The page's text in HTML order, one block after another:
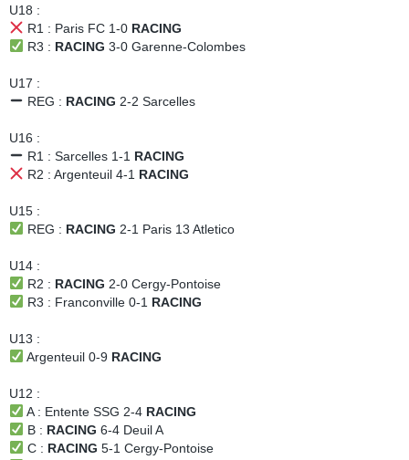
U18 :
R1 : Paris FC 1-0 RACING
R3 : RACING 3-0 Garenne-Colombes
U17 :
REG : RACING 2-2 Sarcelles
U16 :
R1 : Sarcelles 1-1 RACING
R2 : Argenteuil 4-1 RACING
U15 :
REG : RACING 2-1 Paris 13 Atletico
U14 :
R2 : RACING 2-0 Cergy-Pontoise
R3 : Franconville 0-1 RACING
U13 :
Argenteuil 0-9 RACING
U12 :
A : Entente SSG 2-4 RACING
B : RACING 6-4 Deuil A
C : RACING 5-1 Cergy-Pontoise